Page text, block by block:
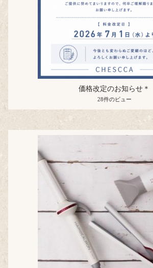
価格改定のお知らせ＊
28件のビュー